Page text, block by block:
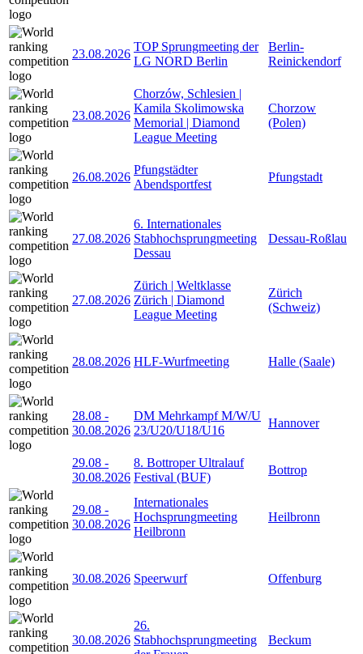
23.08.2026
TOP Sprungmeeting der
LG NORD Berlin
Berlin-
Reinickendorf
23.08.2026
Chorzów, Schlesien |
Kamila Skolimowska
Memorial | Diamond
League Meeting
Chorzow
(Polen)
26.08.2026
Pfungstädter
Abendsportfest
Pfungstadt
27.08.2026
6. Internationales
Stabhochsprungmeeting
Dessau
Dessau-Roßlau
27.08.2026
Zürich | Weltklasse
Zürich | Diamond
League Meeting
Zürich
(Schweiz)
28.08.2026 HLF-Wurfmeeting Halle (Saale)
28.08 -
30.08.2026
DM Mehrkampf M/W/U
23/U20/U18/U16
Hannover
29.08 -
30.08.2026
8. Bottroper Ultralauf
Festival (BUF)
Bottrop
29.08 -
30.08.2026
Internationales
Hochsprungmeeting
Heilbronn
Heilbronn
30.08.2026 Speerwurf Offenburg
30.08.2026
26.
Stabhochsprungmeeting
Beckum